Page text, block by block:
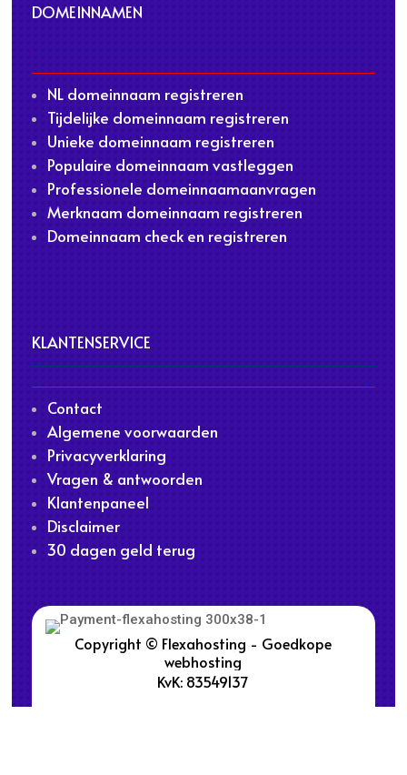
DOMEINNAMEN
NL domeinnaam registreren
Tijdelijke domeinnaam registreren
Unieke domeinnaam registreren
Populaire domeinnaam vastleggen
Professionele domeinnaamaanvragen
Merknaam domeinnaam registreren
Domeinnaam check en registreren
KLANTENSERVICE
Contact
Algemene voorwaarden
Privacyverklaring
Vragen & antwoorden
Klantenpaneel
Disclaimer
30 dagen geld terug
Copyright © Flexahosting - Goedkope
webhosting
KvK: 83549137